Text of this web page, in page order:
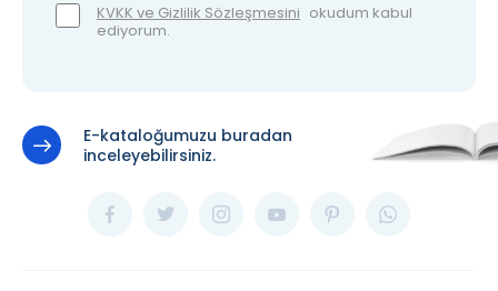
KVKK ve Gizlilik Sözleşmesini okudum kabul
ediyorum.
E-kataloğumuzu buradan
inceleyebilirsiniz.